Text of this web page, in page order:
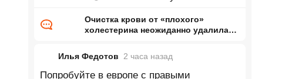
Очистка крови от «плохого»
холестерина неожиданно удалила
Илья Федотов
2 часа назад
Попробуйте в европе с правыми